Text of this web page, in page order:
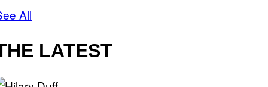
All
LATEST